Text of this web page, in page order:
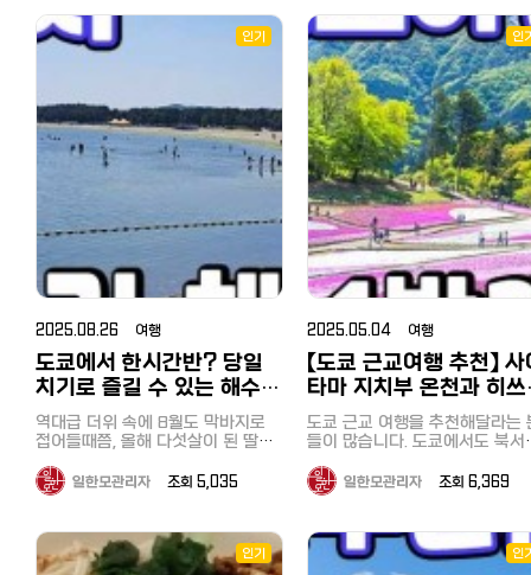
사용, 이 화면을 제시하셔도 됩니다.
계산할 때 할인쿠폰 + 여권제시하면
만엔 이상 구매시 5% 할인5만엔 이
상 구매시 7% 할인 3. 빅카메라 전
자제품 뿐 아니라 드럭스토어로도
인기 있는 일본의 '빅카메라 할인쿠
비꾸 비꾸카메라'라는 씨엠송으로
유명합니다. 가전뿐만 아니라 드럭
스토어, 잡화, 일용품까지 팔고 있어
서 원스톱 쇼핑이 가능합니다. 계열
사인 코지마, 소프맵에서도 사용 가
미지 저장 후 사용, 이 화면을 제시
+ 여권제시하면 면세처리까지 하고
계산 【할인쿠폰 혜택】 구매금액 제
한 없이 최대 7% 할인 컨텍트 렌즈,
카메라, 미용가전, 오디오, 시계, 장
남감 등 : Tax Free 10% + 최대
과자 등 : Tax Free 10% + 최대
5% 추가 할인 제공 일본 술 : Tax
공 【주의사항】 닌텐도 및 애플 제품,
주류는 할인 쿠폰 적용 불가 -----
파카, 양, 염소, 그리고 물가에서 뒤
뚱거리는 오리들까지! 파라다이스
밸리는 그야말로 '동물들의 천국'입
헤엄치는 모습도 볼 수 있어요. 발길
닿는 곳마다 귀여운 생명체들이 가
득해 지루할 틈이 없습니다. 왜 '홍길
동 투어'와 함께 가야 할까요? 동물
들과의 완벽한 교감: 어느 타이밍에
테랑 가이드가 딱딱 짚어드려요.
숙박이 빠지지 않았어요. 이번 겨울
추천하는 삿포로 료칸은 조잔케이
온천마을이고 가성비 료칸 소개해
습을 기대할 텐데요 삿포로 온천은
조잔케이 온천마을만 4-5번을 다녀
왔고 그 안에서 시카노유 료칸, 하나
모미지 숙박을 주로 했습니다. 그런
천여행을 즐길 수 있었는데요 삿포
로 온천 즐기는 건 물론이고 마을 자
체도 크지 않지만 족욕할 수 있는 곳
도 너무 만족했어요. 1. 삿포로 료칸
시카노유 가는법 호텔 송영버스 예
약 / 갓파라이너 예약 삿포로 시카
노유 료칸은 하나모미지와 함께 운
영되고 있어서 송영버스도 함께 이
용합니다. 료칸 예약이 끝나면 투숙
예정객은 셔틀버스 예약을 따로 해
야 하고 송영버스를 무료로 탑승할
수 있어요. 셔틀버스 예약을 놓쳤다
면 갓파라이너 예약(유료)으로 조잔
케이로 이동할 수 있어요. JR삿포로
역 &gt; 시카노유 료칸 소요시간 80
분 신치토세 공항&gt;시카노유 료칸
이역, 도야코 온천에서도 조잔케이
로 이동할 수 있어요 송영버스 예약
은 여기(클릭) 2. 가성비 삿포로 료
나 어디로 가야할지 몰라, 결국
보는 것도 귀찮아져서 여행을 포
하기도 합니다. 그럴 때 저는 한국에
서 학창시절부터 애용하고 있는
일 버스 투어를 이용합니다. 일
와서는 더욱 대담해져 무려 혼자
당일 버스 투어를 즐기고 있습니
처음에는 상당히 용기가 필요했
만, 작년 하코네 당일 버스 투어
이용한 저는 자신감이 붙었고,
에는 최근에 인기를 얻고 있는 '
보소' 당일 버스 투어를 즐기고
니다. 10월 5일 일요일, 꽤 선선해진
10월 초순 일요일, 버스가 만원
서 옆에 모르는 아재라도 앉으면
쩌나 걱정하고 있었지만, 의외로
리는 여유가 있었습니다. 이번 목적
지는 여기! 날씨도 좋아서 아침 8시
에 버스는 신주쿠(新新宿)를 떠
니다. 꿀공방（はちみつ工房） 처음
도착한 곳은 2021년 9월에 리
오픈한 '꿀공방'이었습니다. 꿀이 나
올 때까지의 공정, 수제 꿀 음료
있는 곳입니다. 저는 건강을 위해 매
일 꿀을 먹고 있기 때문에 매우
게 무료 제공되는 꿀이 들어간
스크림을 먹고, 일반 슈퍼에서는
인기
2025.08.26 여행
도쿄에서 한시간반? 당일
치기로 즐길 수 있는 해수욕
장 요코하마 우미노코엔
（海の公園）, 핫케이지마
（八景島）
역대급 더위 속에 8월도 막바지로
접어들때쯤, 올해 다섯살이 된 딸아
지 못했다는 사실을 깨달았습니다.
그리고 바로 도쿄 당일치기 해수욕
마에 가까운 이타바시구에 거주하기
때문에 당일로 갈 수 있는 해수욕장
일한모관리자 조회 5,035
인
2025.05.04 여행
【도쿄 근교여행 추천】 사
타마 지치부 온천과 히쓰
야마 공원, 나가토로 산
뱃놀이, 호도산, 1박 2
도쿄 근교 여행을 추천해달라는
들이 많습니다. 도쿄에서도 북서
가 추천하는 곳으로 사이타마 지
부나 가와고에 등이 있는데요..
치부에 다녀왔습니다. 지치부(秩父)
는 어떤 곳? 지치부(秩父)는 일본 사
일한모관리자 조회 6,369
인기 인